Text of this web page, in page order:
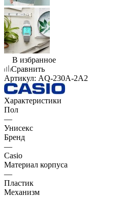
В избранное
Сравнить
Артикул: AQ-230A-2A2
Характеристики
Пол
—
Унисекс
Бренд
—
Casio
Материал корпуса
—
Пластик
Механизм